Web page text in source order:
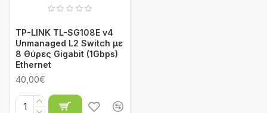
TP-LINK TL-SG108E v4
Unmanaged L2 Switch με
8 Θύρες Gigabit (1Gbps)
Ethernet
40,00€